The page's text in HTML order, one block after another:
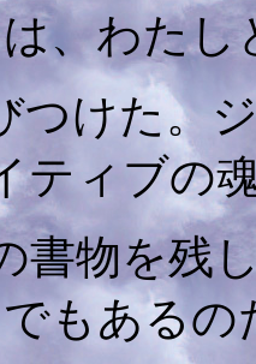
は、わたし
つけた。
ティブの
書物を残
でもあるの